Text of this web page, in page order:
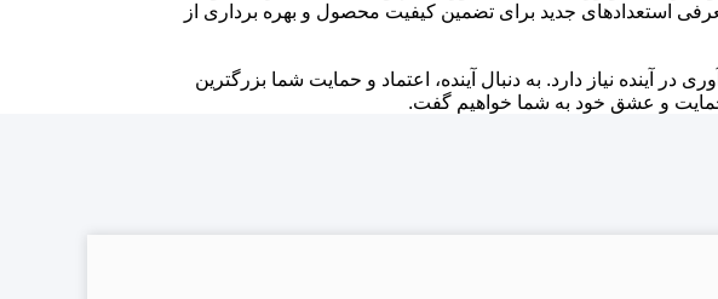
استعدادهای جدید برای تضمین کیفیت محصول و بهره برداری از
به دنبال آینده، اعتماد و حمایت شما بزرگترین
حمایت و عشق خود به شما خواهیم گفت.